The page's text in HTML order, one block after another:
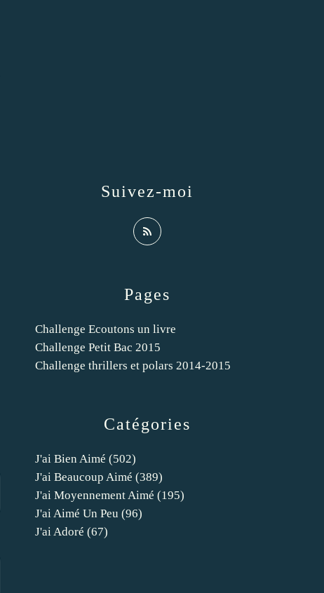
Catégories
J'ai Bien Aimé (502)
J'ai Beaucoup Aimé (389)
J'ai Moyennement Aimé (195)
J'ai Aimé Un Peu (96)
J'ai Adoré (67)
Pages
Challenge Ecoutons un livre
Challenge Petit Bac 2015
Challenge thrillers et polars 2014-2015
Suivez-moi